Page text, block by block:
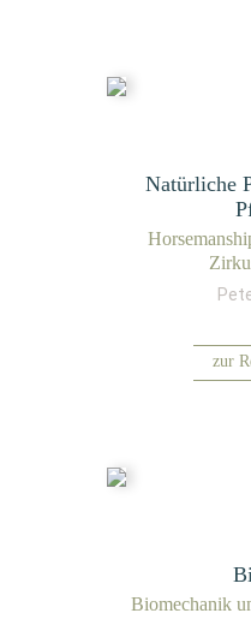
Natürliche
zur
Bio­me­cha­nik